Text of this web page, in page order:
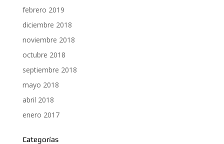
febrero 2019
diciembre 2018
noviembre 2018
octubre 2018
septiembre 2018
mayo 2018
abril 2018
enero 2017
Categorías